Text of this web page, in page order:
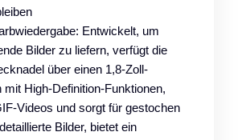
Entwickelt, um
Bilder zu liefern, verfügt die
über einen 1,8-Zoll-
mit High-Definition-Funktionen,
Videos und sorgt für gestochen
Bilder, bietet ein